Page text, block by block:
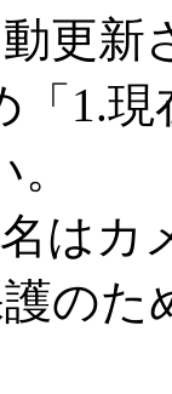
更新
「1.
はカ
のた